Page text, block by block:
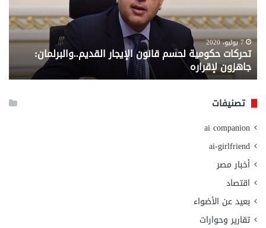
القديم..والبرلمان:
جاهزون
لإقراره
7 يوليو، 2020
تحركات حكومية لحسم قانون الإيجار القديم..والبرلمان:
جاهزون لإقراره
من
تصنيفات
ai companion
ai-girlfriend
أخبار مصر
اقتصاد
بعيد عن الأضواء
تقارير وحوارات